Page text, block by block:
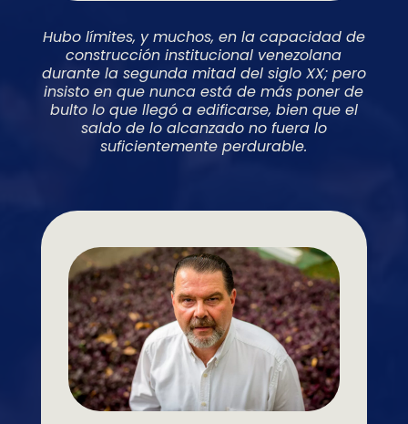
Hubo límites, y muchos, en la capacidad de
construcción institucional venezolana
durante la segunda mitad del siglo XX; pero
insisto en que nunca está de más poner de
bulto lo que llegó a edificarse, bien que el
saldo de lo alcanzado no fuera lo
suficientemente perdurable.